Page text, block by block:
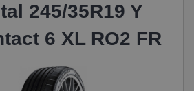
245/35R19 Y
6 XL RO2 FR